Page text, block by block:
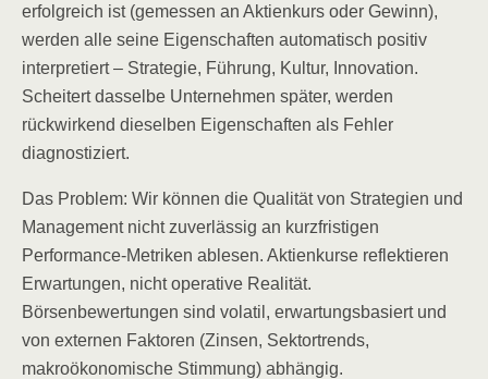
erfolgreich ist (gemessen an Aktienkurs oder Gewinn),
werden alle seine Eigenschaften automatisch positiv
interpretiert – Strategie, Führung, Kultur, Innovation.
Scheitert dasselbe Unternehmen später, werden
rückwirkend dieselben Eigenschaften als Fehler
diagnostiziert.
Das Problem: Wir können die Qualität von Strategien und
Management nicht zuverlässig an kurzfristigen
Performance-Metriken ablesen. Aktienkurse reflektieren
Erwartungen, nicht operative Realität.
Börsenbewertungen sind volatil, erwartungsbasiert und
von externen Faktoren (Zinsen, Sektortrends,
makroökonomische Stimmung) abhängig.